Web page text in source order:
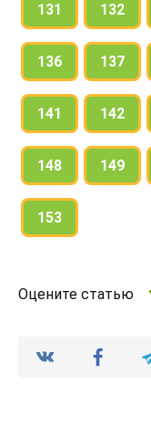
131 132
136 137
141 142
148 149
153
Оцените статью